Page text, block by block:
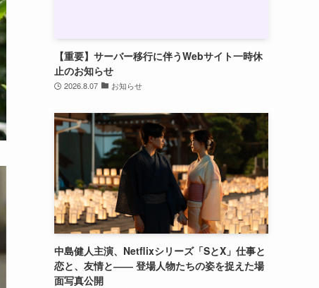
【重要】サーバー移行に伴うWebサイト一時休
止のお知らせ
2026.8.07 お知らせ
中島健人主演、Netflixシリーズ「SとX」仕事と
恋と、友情と―― 登場人物たちの姿を捉えた場
面写真公開